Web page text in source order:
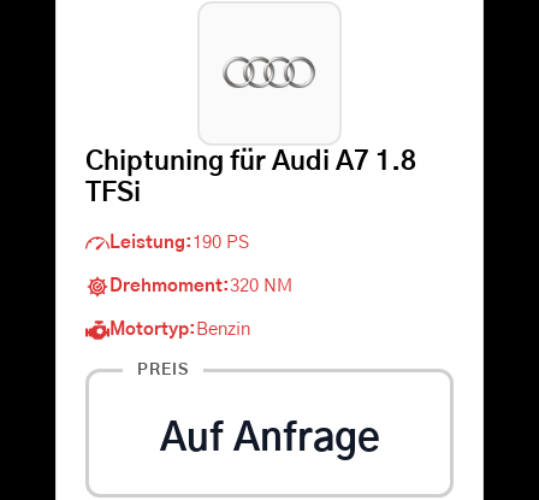
Warenkorb
Chiptuning für Audi A7 1.8
TFSi
Leistung: 190 PS
Drehmoment:320 NM
Motortyp: Benzin
PREIS
Auf Anfrage